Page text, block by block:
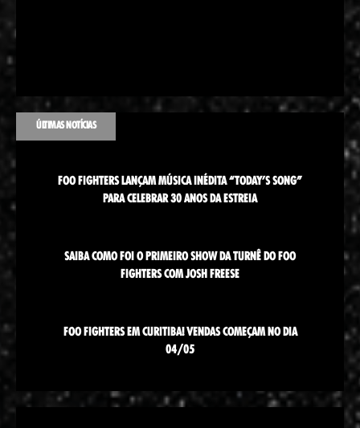
ÚLTIMAS NOTÍCIAS
FOO FIGHTERS LANÇAM MÚSICA INÉDITA “TODAY’S SONG”
PARA CELEBRAR 30 ANOS DA ESTREIA
SAIBA COMO FOI O PRIMEIRO SHOW DA TURNÊ DO FOO
FIGHTERS COM JOSH FREESE
FOO FIGHTERS EM CURITIBA! VENDAS COMEÇAM NO DIA
04/05